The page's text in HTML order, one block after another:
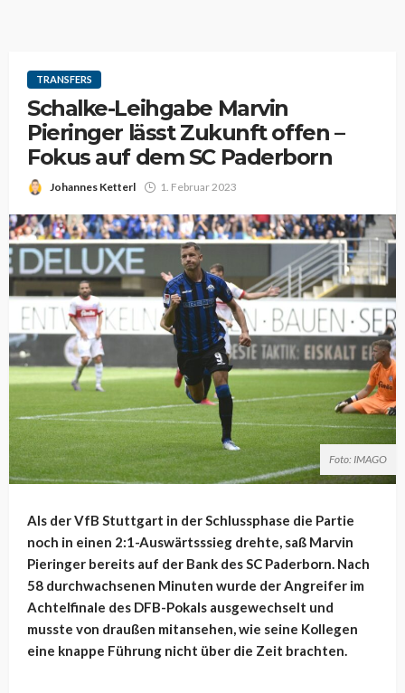
TRANSFERS
Schalke-Leihgabe Marvin
Pieringer lässt Zukunft offen –
Fokus auf dem SC Paderborn
Johannes Ketterl 1. Februar 2023
Foto: IMAGO
Als der VfB Stuttgart in der Schlussphase die Partie
noch in einen 2:1-Auswärtsssieg drehte, saß Marvin
Pieringer bereits auf der Bank des SC Paderborn. Nach
58 durchwachsenen Minuten wurde der Angreifer im
Achtelfinale des DFB-Pokals ausgewechselt und
musste von draußen mitansehen, wie seine Kollegen
eine knappe Führung nicht über die Zeit brachten.